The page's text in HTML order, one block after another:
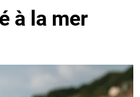
à la mer